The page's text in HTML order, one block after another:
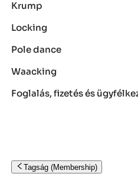
Krump
Locking
Pole dance
Waacking
Foglalás, fizetés és
Tagság (Membership)